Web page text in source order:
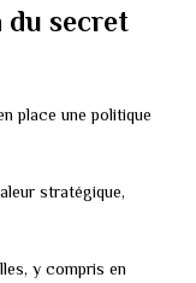
secret
place une politique
stratégique,
y compris en